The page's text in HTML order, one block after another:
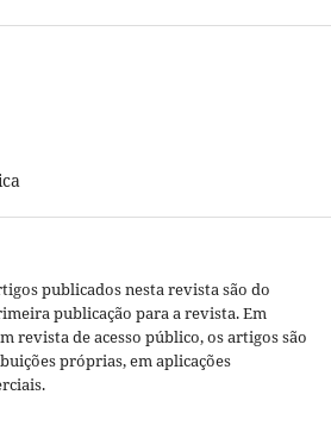
publicados nesta revista são do
publicação para a revista. Em
revista de acesso público, os artigos são
próprias, em aplicações